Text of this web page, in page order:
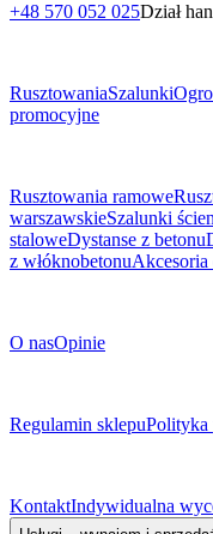
+48 570 052 025Dział
RusztowaniaSzalunki
promocyjne
Rusztowania ramowe
warszawskieSzalunki
staloweDystanse z betonu
z włóknobetonu
O nasOpinie
Regulamin sklepuPolityka
KontaktIndywidualna